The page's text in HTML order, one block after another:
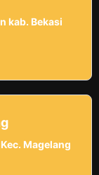
kab. Bekasi
Magelang